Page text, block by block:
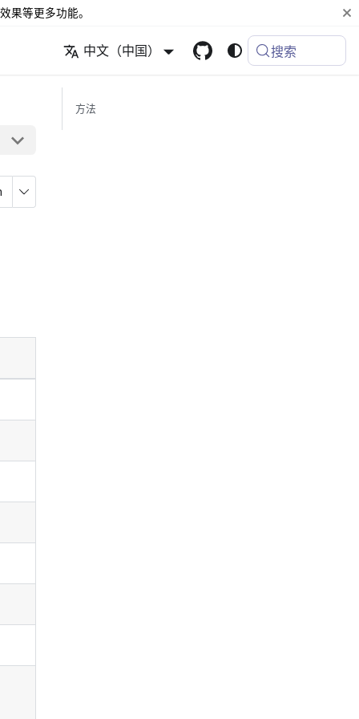
果等更多功能。
中文（中国） 搜索
方法